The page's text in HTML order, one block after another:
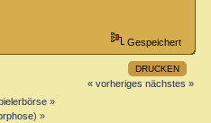
Gespeichert
DRUCKEN
« vorheriges nächstes »
»
) »